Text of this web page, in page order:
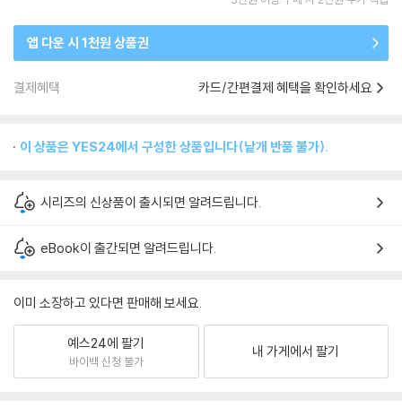
앱 다운 시 1천원 상품권
결제혜택 카드/간편결제 혜택을 확인하세요
이 상품은 YES24에서 구성한 상품입니다(낱개 반품 불가).
시리즈의 신상품이 출시되면 알려드립니다.
eBook이 출간되면 알려드립니다.
이미 소장하고 있다면 판매해 보세요.
예스24에 팔기
바이백 신청 불가
내 가게에서 팔기